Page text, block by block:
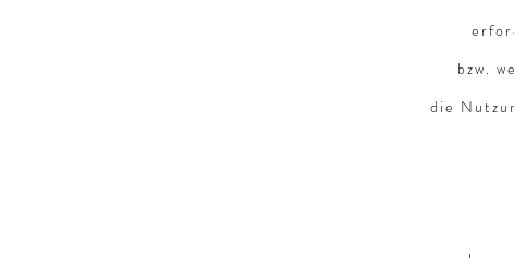
bzw.
die